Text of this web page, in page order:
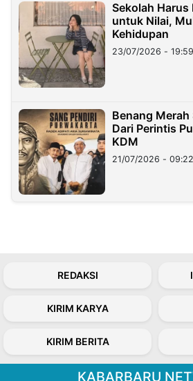
Sekolah
untuk Nilai,
Kehidupan
23/07/2026 - 19:59
Benang
Dari Perintis
KDM
21/07/2026 - 09:22
REDAKSI
KIRIM KARYA
KIRIM BERITA
KABARBARU